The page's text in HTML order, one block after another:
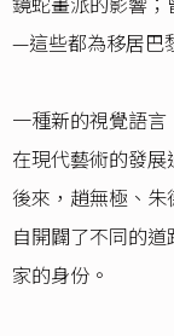
—這些都為移居巴
一種新的視覺語言
在現代藝術的發
後來，趙無極、
自開闢了不同的
家的身份。